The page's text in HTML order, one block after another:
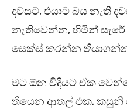
දවසට, එයාට බය නැති
නැතිවෙන්න, හිමින්
සෙක්ස් කරන්න
මට ඕන විදියට ඒක
තියෙන ආතල් එක. කසුනි